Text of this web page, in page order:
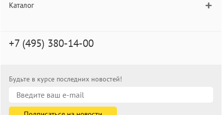
Каталог
+7 (495) 380-14-00
Будьте в курсе последних новостей!